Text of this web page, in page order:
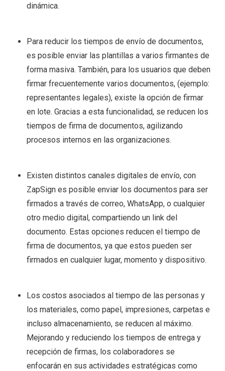
dinámica.
Para reducir los tiempos de envío de documentos,
es posible enviar las plantillas a varios firmantes de
forma masiva. También, para los usuarios que deben
firmar frecuentemente varios documentos, (ejemplo:
representantes legales), existe la opción de firmar
en lote. Gracias a esta funcionalidad, se reducen los
tiempos de firma de documentos, agilizando
procesos internos en las organizaciones.
Existen distintos canales digitales de envío, con
ZapSign es posible enviar los documentos para ser
firmados a través de correo, WhatsApp, o cualquier
otro medio digital, compartiendo un link del
documento. Estas opciones reducen el tiempo de
firma de documentos, ya que estos pueden ser
firmados en cualquier lugar, momento y dispositivo.
Los costos asociados al tiempo de las personas y
los materiales, como papel, impresiones, carpetas e
incluso almacenamiento, se reducen al máximo.
Mejorando y reduciendo los tiempos de entrega y
recepción de firmas, los colaboradores se
enfocarán en sus actividades estratégicas como